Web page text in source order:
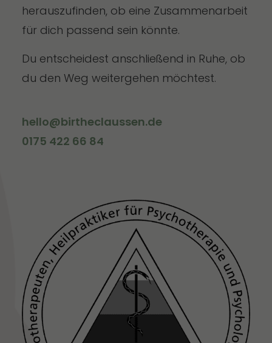
herauszufinden, ob eine Zusammenarbeit
für dich passend sein könnte.
Du entscheidest anschließend in Ruhe, ob
du den Weg weitergehen möchtest.
hello@birtheclaussen.de
0175 422 66 84